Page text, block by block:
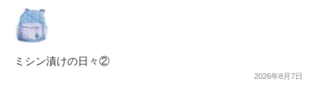
ミシン漬けの日々②
2026年8月7日